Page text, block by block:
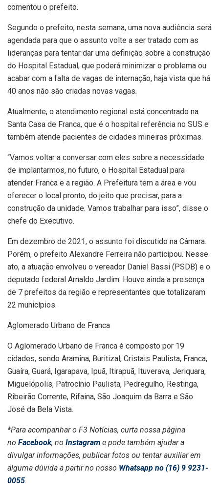
comentou o prefeito.
Segundo o prefeito, nesta semana, uma nova audiência será
agendada para que o assunto volte a ser tratado com as
lideranças para tentar dar uma definição sobre a construção
do Hospital Estadual, que poderá minimizar o problema ou
acabar com a falta de vagas de internação, haja vista que há
40 anos não são criadas novas vagas.
Atualmente, o atendimento regional está concentrado na
Santa Casa de Franca, que é o hospital referência no SUS e
também atende pacientes de cidades mineiras próximas.
“Vamos voltar a conversar com eles sobre a necessidade
de implantarmos, no futuro, o Hospital Estadual para
atender Franca e a região. A Prefeitura tem a área e vou
oferecer o local pronto, do jeito que precisar, para a
construção da unidade. Vamos trabalhar para isso”, disse o
chefe do Executivo.
Em dezembro de 2021, o assunto foi discutido na Câmara.
Porém, o prefeito Alexandre Ferreira não participou. Nesse
ato, a atuação envolveu o vereador Daniel Bassi (PSDB) e o
deputado federal Arnaldo Jardim. Houve ainda a presença
de 7 prefeitos da região e representantes que totalizaram
22 municípios.
Aglomerado Urbano de Franca
O Aglomerado Urbano de Franca é composto por 19
cidades, sendo Aramina, Buritizal, Cristais Paulista, Franca,
Guaíra, Guará, Igarapava, Ipuã, Itirapuã, Ituverava, Jeriquara,
Miguelópolis, Patrocínio Paulista, Pedregulho, Restinga,
Ribeirão Corrente, Rifaina, São Joaquim da Barra e São
José da Bela Vista.
*Para acompanhar o F3 Notícias, curta nossa página
no Facebook, no Instagram e pode também ajudar a
divulgar informações, publicar fotos ou tentar auxiliar em
alguma dúvida a partir no nosso Whatsapp no (16) 9 9231-
0055.